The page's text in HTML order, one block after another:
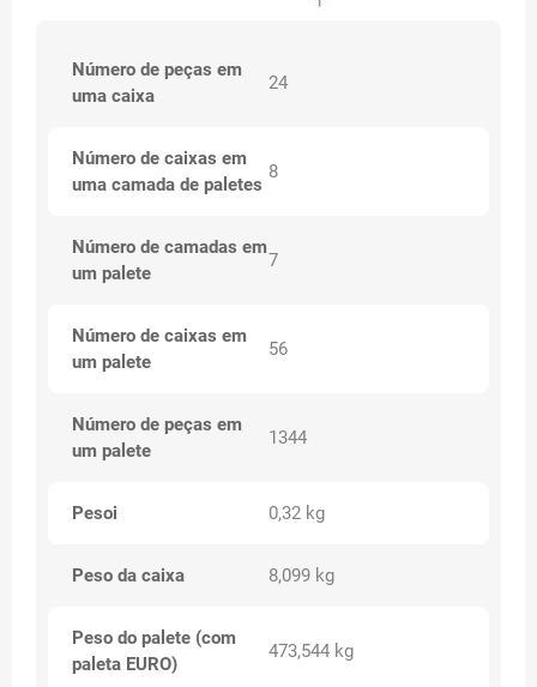
Número de peças em
uma caixa
24
Número de caixas em
uma camada de paletes
8
Número de camadas em
um palete
7
Número de caixas em
um palete
56
Número de peças em
um palete
1344
Pesoi 0,32 kg
Peso da caixa 8,099 kg
Peso do palete (com
paleta EURO)
473,544 kg